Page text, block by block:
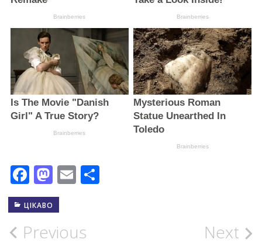
Facebook
Mastodon
EmailПоділитися
ЦІКАВО
Post
Previous Next